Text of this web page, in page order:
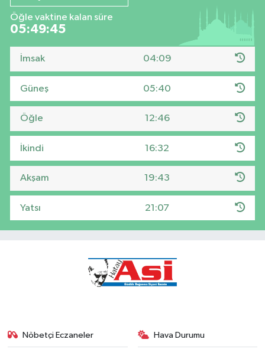
Öğle vaktine kalan süre
05:49:44
İmsak 04:09
Güneş 05:40
Öğle 12:46
İkindi 16:32
Akşam 19:43
Yatsı 21:07
Nöbetçi Eczaneler Hava Durumu